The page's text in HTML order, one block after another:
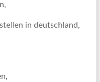
in deutschland,